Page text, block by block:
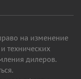
на изменение
технических
дилеров.